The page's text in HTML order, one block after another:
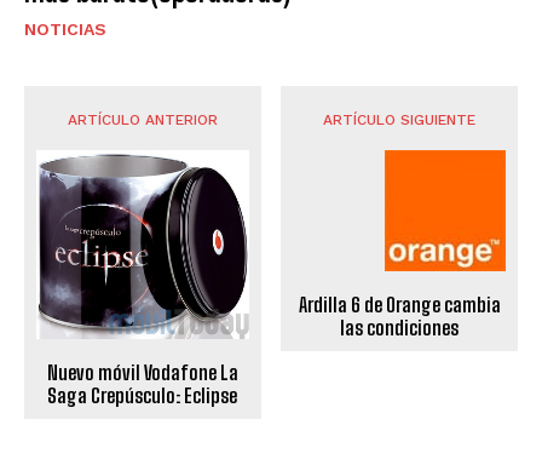
NOTICIAS
ARTÍCULO ANTERIOR
Nuevo móvil Vodafone La
Saga Crepúsculo: Eclipse
ARTÍCULO SIGUIENTE
Ardilla 6 de Orange cambia
las condiciones